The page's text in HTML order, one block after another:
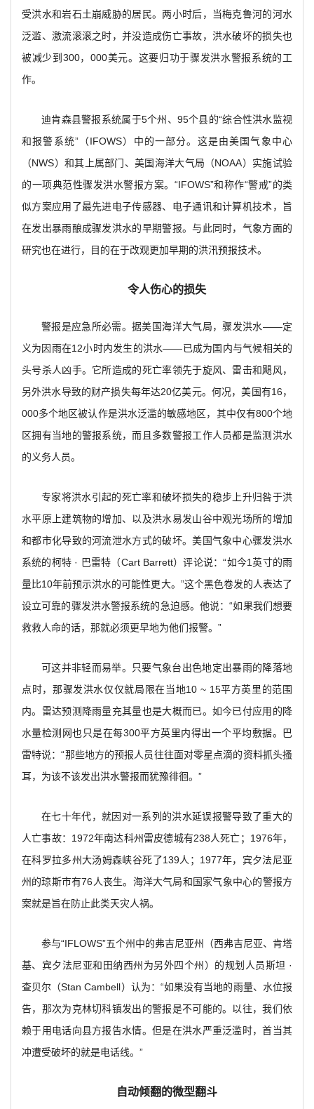
受洪水和岩石土崩威胁的居民。两小时后，当梅克鲁河的河水
泛滥、激流滚滚之时，并没造成伤亡事故，洪水破坏的损失也
被减少到300，000美元。这要归功于骤发洪水警报系统的工
作。
迪肯森县警报系统属于5个州、95个县的“综合性洪水监视
和报警系统”（IFOWS）中的一部分。这是由美国气象中心
（NWS）和其上属部门、美国海洋大气局（NOAA）实施试验
的一项典范性骤发洪水警报方案。“IFOWS”和称作“警戒”的类
似方案应用了最先进电子传感器、电子通讯和计算机技术，旨
在发出暴雨酿成骤发洪水的早期警报。与此同时，气象方面的
研究也在进行，目的在于改观更加早期的洪汛预报技术。
令人伤心的损失
警报是应急所必需。据美国海洋大气局，骤发洪水——定
义为因雨在12小时内发生的洪水——已成为国内与气候相关的
头号杀人凶手。它所造成的死亡率领先于旋风、雷击和飓风，
另外洪水导致的财产损失每年达20亿美元。何况，美国有16，
000多个地区被认作是洪水泛滥的敏感地区，其中仅有800个地
区拥有当地的警报系统，而且多数警报工作人员都是监测洪水
的义务人员。
专家将洪水引起的死亡率和破坏损失的稳步上升归咎于洪
水平原上建筑物的增加、以及洪水易发山谷中观光场所的增加
和都市化导致的河流泄水方式的破坏。美国气象中心骤发洪水
系统的柯特 · 巴雷特（Cart Barrett）评论说：“如今1英寸的雨
量比10年前预示洪水的可能性更大。”这个黑色卷发的人表达了
设立可靠的骤发洪水警报系统的急迫感。他说：“如果我们想要
救救人命的话，那就必须更早地为他们报警。”
可这并非轻而易举。只要气象台出色地定出暴雨的降落地
点时，那骤发洪水仅仅就局限在当地10 ~ 15平方英里的范围
内。雷达预测降雨量充其量也是大概而已。如今已付应用的降
水量检测网也只是在每300平方英里内得出一个平均敷据。巴
雷特说：“那些地方的预报人员往往面对零星点滴的资料抓头搔
耳，为该不该发出洪水警报而犹豫徘徊。”
在七十年代，就因对一系列的洪水延误报警导致了重大的
人亡事故：1972年南达科州雷皮德城有238人死亡；1976年，
在科罗拉多州大汤姆森峡谷死了139人；1977年，宾夕法尼亚
州的琼斯市有76人丧生。海洋大气局和国家气象中心的警报方
案就是旨在防止此类天灾人祸。
参与“IFLOWS”五个州中的弗吉尼亚州（西弗吉尼亚、肯塔
基、宾夕法尼亚和田纳西州为另外四个州）的规划人员斯坦 ·
查贝尔（Stan Cambell）认为：“如果没有当地的雨量、水位报
告，那次为克林切科镇发出的警报是不可能的。以往，我们依
赖于用电话向县方报告水情。但是在洪水严重泛滥时，首当其
冲遭受破坏的就是电话线。”
自动倾翻的微型翻斗